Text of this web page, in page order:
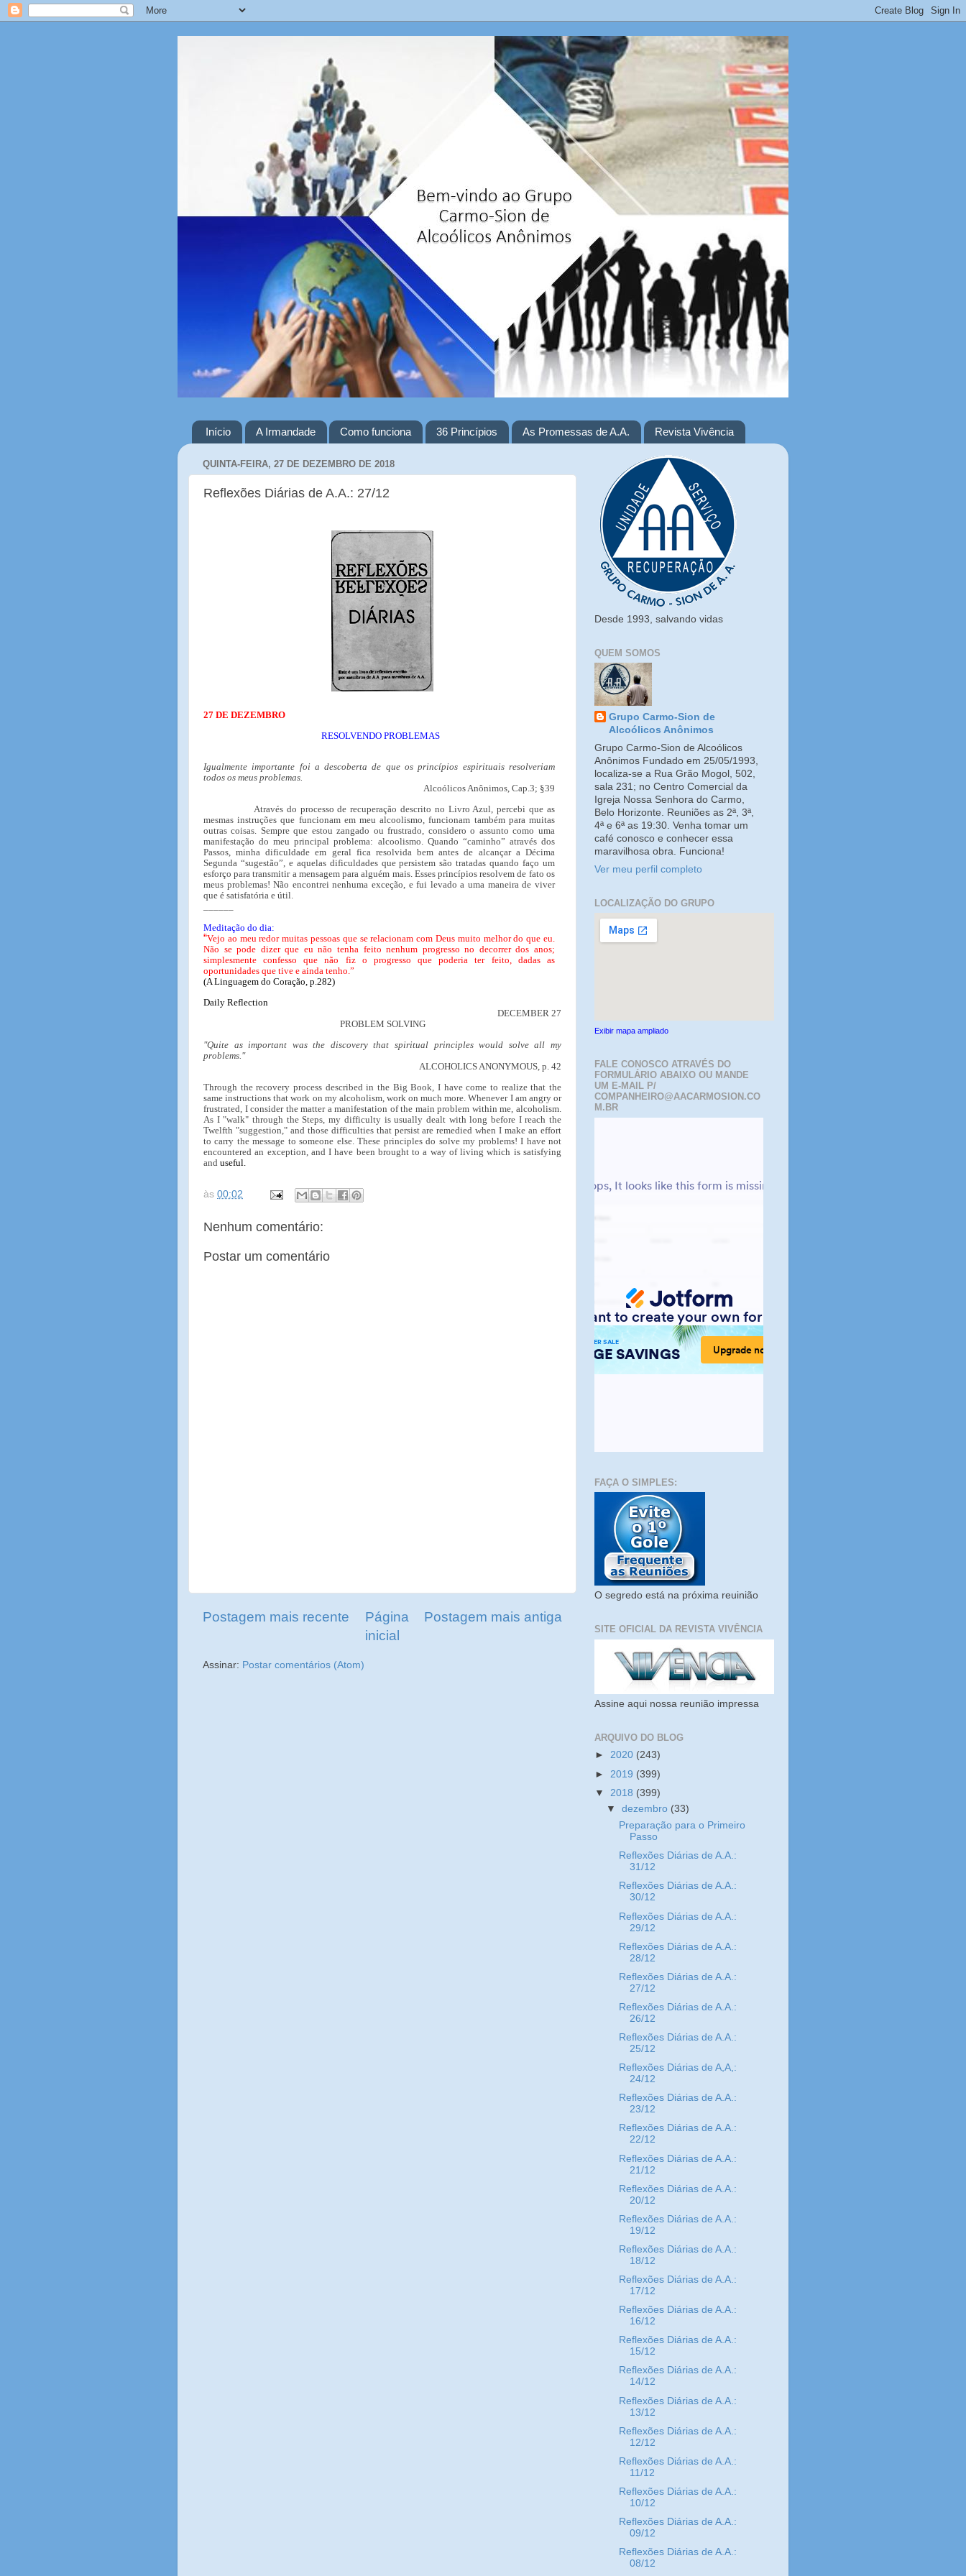
Início A Irmandade Como funciona 36 Princípios As Promessas de A.A. Revista Vivência
QUINTA-FEIRA, 27 DE DEZEMBRO DE 2018
Reflexões Diárias de A.A.: 27/12
27 DE DEZEMBRO
RESOLVENDO PROBLEMAS
Igualmente importante foi a descoberta de que os princípios espirituais resolveriam
todos os meus problemas.
Alcoólicos Anônimos, Cap.3; §39
Através do processo de recuperação descrito no Livro Azul, percebi que as
mesmas instruções que funcionam em meu alcoolismo, funcionam também para muitas
outras coisas. Sempre que estou zangado ou frustrado, considero o assunto como uma
manifestação do meu principal problema: alcoolismo. Quando “caminho” através dos
Passos, minha dificuldade em geral fica resolvida bem antes de alcançar a Décima
Segunda “sugestão”, e aquelas dificuldades que persistem são tratadas quando faço um
esforço para transmitir a mensagem para alguém mais. Esses princípios resolvem de fato os
meus problemas! Não encontrei nenhuma exceção, e fui levado a uma maneira de viver
que é satisfatória e útil.
Meditação do dia:
“Vejo ao meu redor muitas pessoas que se relacionam com Deus muito melhor do que eu.
Não se pode dizer que eu não tenha feito nenhum progresso no decorrer dos anos;
simplesmente confesso que não fiz o progresso que poderia ter feito, dadas as
oportunidades que tive e ainda tenho.”
(A Linguagem do Coração, p.282)
Daily Reflection
DECEMBER 27
PROBLEM SOLVING
"Quite as important was the discovery that spiritual principles would solve all my
problems."
ALCOHOLICS ANONYMOUS, p. 42
Through the recovery process described in the Big Book, I have come to realize that the
same instructions that work on my alcoholism, work on much more. Whenever I am angry or
frustrated, I consider the matter a manifestation of the main problem within me, alcoholism.
As I "walk" through the Steps, my difficulty is usually dealt with long before I reach the
Twelfth "suggestion," and those difficulties that persist are remedied when I make an effort
to carry the message to someone else. These principles do solve my problems! I have not
encountered an exception, and I have been brought to a way of living which is satisfying
and useful.
às 00:02
Nenhum comentário:
Postar um comentário
Postagem mais recente Postagem mais antiga
Página
inicial
Assinar: Postar comentários (Atom)
Desde 1993, salvando vidas
QUEM SOMOS
Grupo Carmo-Sion de
Alcoólicos Anônimos
Grupo Carmo-Sion de Alcoólicos
Anônimos Fundado em 25/05/1993,
localiza-se a Rua Grão Mogol, 502,
sala 231; no Centro Comercial da
Igreja Nossa Senhora do Carmo,
Belo Horizonte. Reuniões as 2ª, 3ª,
4ª e 6ª as 19:30. Venha tomar um
café conosco e conhecer essa
maravilhosa obra. Funciona!
Ver meu perfil completo
LOCALIZAÇÃO DO GRUPO
Exibir mapa ampliado
FALE CONOSCO ATRAVÉS DO
FORMULÁRIO ABAIXO OU MANDE
UM E-MAIL P/
COMPANHEIRO@AACARMOSION.CO
M.BR
FAÇA O SIMPLES:
O segredo está na próxima reuinião
SITE OFICIAL DA REVISTA VIVÊNCIA
Assine aqui nossa reunião impressa
ARQUIVO DO BLOG
► 2020 (243)
► 2019 (399)
▼ 2018 (399)
▼dezembro (33)
Preparação para o Primeiro
Passo
Reflexões Diárias de A.A.:
31/12
Reflexões Diárias de A.A.:
30/12
Reflexões Diárias de A.A.:
29/12
Reflexões Diárias de A.A.:
28/12
Reflexões Diárias de A.A.:
27/12
Reflexões Diárias de A.A.:
26/12
Reflexões Diárias de A.A.:
25/12
Reflexões Diárias de A,A,:
24/12
Reflexões Diárias de A.A.:
23/12
Reflexões Diárias de A.A.:
22/12
Reflexões Diárias de A.A.:
21/12
Reflexões Diárias de A.A.:
20/12
Reflexões Diárias de A.A.:
19/12
Reflexões Diárias de A.A.:
18/12
Reflexões Diárias de A.A.:
17/12
Reflexões Diárias de A.A.:
16/12
Reflexões Diárias de A.A.:
15/12
Reflexões Diárias de A.A.:
14/12
Reflexões Diárias de A.A.:
13/12
Reflexões Diárias de A.A.:
12/12
Reflexões Diárias de A.A.:
11/12
Reflexões Diárias de A.A.:
10/12
Reflexões Diárias de A.A.:
09/12
Reflexões Diárias de A.A.:
08/12